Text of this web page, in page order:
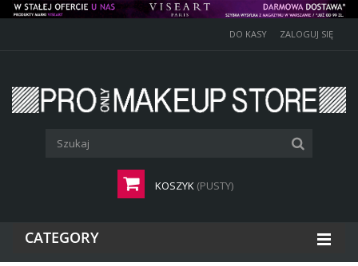
DO KASY ZALOGUJ SIĘ
KOSZYK (PUSTY)
CATEGORY